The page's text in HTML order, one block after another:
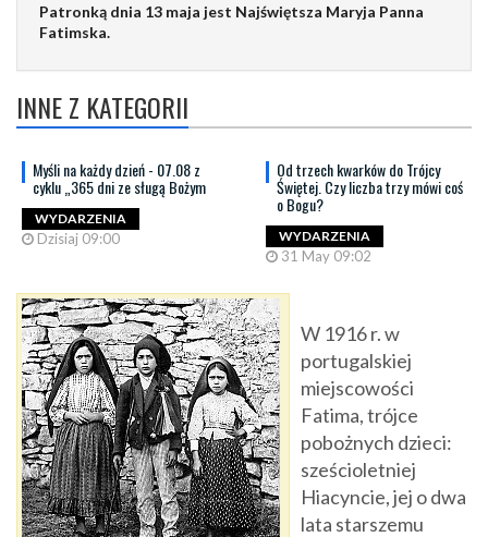
Patronką dnia 13 maja jest Najświętsza Maryja Panna
Fatimska.
INNE Z KATEGORII
Myśli na każdy dzień - 07.08 z
cyklu „365 dni ze sługą Bożym
WYDARZENIA
Dzisiaj 09:00
Od trzech kwarków do Trójcy
Świętej. Czy liczba trzy mówi coś
o Bogu?
WYDARZENIA
31 May 09:02
W 1916 r. w
portugalskiej
miejscowości
Fatima, trójce
pobożnych dzieci:
sześcioletniej
Hiacyncie, jej o dwa
lata starszemu